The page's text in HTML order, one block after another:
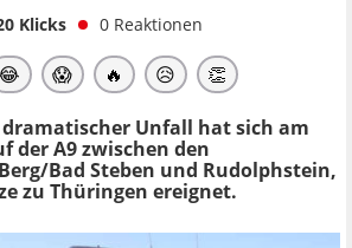
Klicks 0 Reaktionen
😱 🔥 😥 👏
dramatischer Unfall hat sich am
der A9 zwischen den
Bad Steben und Rudolphstein,
zu Thüringen ereignet.